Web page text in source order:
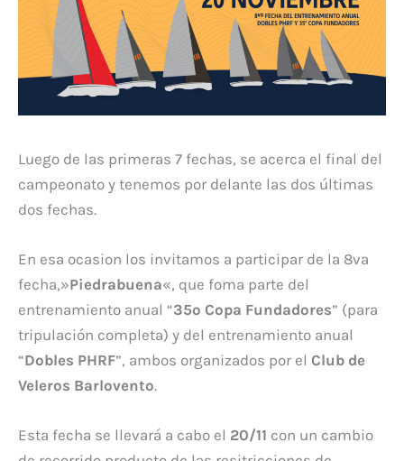
Luego de las primeras 7 fechas, se acerca el final del
campeonato y tenemos por delante las dos últimas
dos fechas.
En esa ocasion los invitamos a participar de la 8va
fecha,»Piedrabuena«, que foma parte del
entrenamiento anual “35º Copa Fundadores” (para
tripulación completa) y del entrenamiento anual
“Dobles PHRF”, ambos organizados por el Club de
Veleros Barlovento.
Esta fecha se llevará a cabo el 20/11 con un cambio